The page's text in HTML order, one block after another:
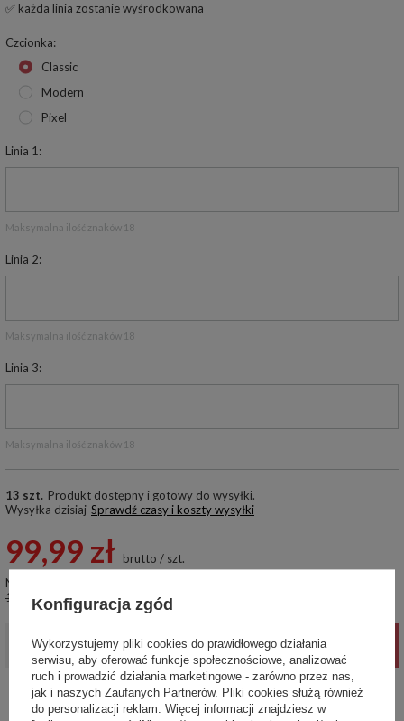
✅ każda linia zostanie wyśrodkowana
Czcionka
Classic
Modern
Pixel
Linia 1
Maksymalna ilość znaków 18
Linia 2
Maksymalna ilość znaków 18
Linia 3
Maksymalna ilość znaków 18
13 szt. Produkt dostępny i gotowy do wysyłki
Wysyłka dzisiaj Sprawdź czasy i koszty wysyłki
99,99 zł brutto / szt.
Najniższa cena produktu w okresie 30 dni przed wprowadzeniem obniżki:
109,99 zł -9%
+ DODAJ DO KOSZYKA
Ten produkt nie jest dostępny w sklepie stacjonarnym
Konfiguracja zgód
Wykorzystujemy pliki cookies do prawidłowego działania
serwisu, aby oferować funkcje społecznościowe, analizować
ruch i prowadzić działania marketingowe - zarówno przez nas,
jak i naszych Zaufanych Partnerów. Pliki cookies służą również
do personalizacji reklam. Więcej informacji znajdziesz w